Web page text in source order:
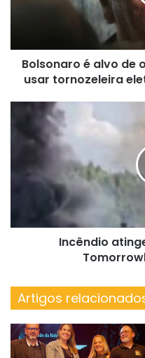
terá
que
usar
eletrônica
Bolsonaro é alvo de
usar tornozeleira
Incêndio
palco
Tomorrowland
Incêndio
Artigos